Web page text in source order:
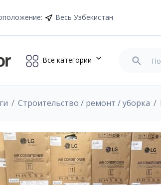
: Весь Узбекистан
Все категории
Строительство / ремонт / уборка